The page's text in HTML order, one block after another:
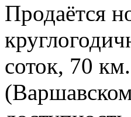
Продаётся
соток, 70